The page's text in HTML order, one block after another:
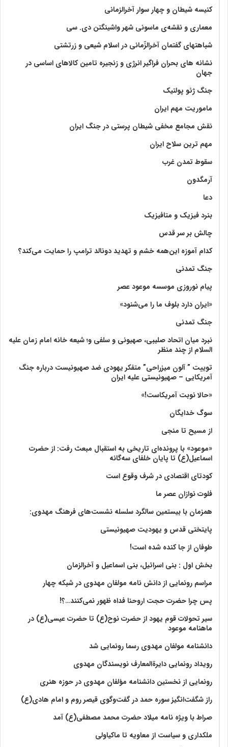
کنیسه شیطان و چهار سوار آخرالزمانی
معماری و نقشه‌ی ماسونی شهر واشينگتن دی. سی
شباهتهای گفتمان آخر‌الزّمانی در اسلام شیعی و زرتشتی
نشانه های بحران فراگیر انرژی و زنجیره تامین کالاهای اساسی در
جهان
جنگ ژئو پولتیک
ماموریت مهم ایران
نقش مجامع مخفی شیطان پرستی در جنگ ایران
مهم ترین سلاح ایران
سقوط تمدن غرب
آرمگدون
دعا
بنرد فیزیک و متافیزیک
چالش بر سر قدس
کدام آموزه این‌همه خشم و تهدید دونالد ترامپ را حمایت می‌کند؟
جنگ تمدنی
پیام نوروزی موسسه موعود عصر
«ایران دارد بلوف ما را می‌شنود»
جنگ تمدنی
نبرد میان اتحاد صلیبی، صهیونی و سلفی و؛ شیعه خانه امام زمان علیه
السلام از چند منظر
توییت ” آلون میزراحی” متفکر یهودی ضد صهیونیست درباره جنگ
آمریکایی – صهیونیستی علیه ایران
«حالا نوبت آمریکاست!»
سوگ خدایگان
از مسیح تا منجی
«موعود» با پرونده‌ای تاریخی به استقبال مبعث رفت: از حضرت
اسماعیل(ع) تا پایان خلفای سه‌گانه
کودتای اقتصادی در شرف وقوع است
فلوت نوازان عصر ما
همزمان با بیستمین سالگرد سلسله نشست‌های فرهنگ مهدوی:‌
پایتختی قدس و یهودیت صهیونیستی
طوفان از جا کنده شده است!
بخش اول : بنی اسرائیل، بنی اسماعیل و آخرالزمان
مراسم رونمایی از دانش نامه مولفان مهدوی در شبکه چهار
پس چرا حضرت حجت اروحنا فداه ظهور نمی‌کنند…؟!
سیر تحولات قوم یهود از حضرت نوح(ع) تا حضرت عیسی(ع) در
ماهنامه موعود
دانشنامه مولفان مهدوی رسما رونمایی شد
رویداد رونمایی دایرةالمعارف نویسندگان مهدوی
رونمایی از نخستین دانشنامه مؤلفان مهدوی در حوزه هنری
راز شگفت‌انگیز سوره حمد در گفت‌وگوی قیصر روم و امام هادی(ع)
صراط با ویژه نامه میلاد حضرت محمد مصطفی(ع) آمد
ملکداری و سیاست از معاویه تا ماکیاولی